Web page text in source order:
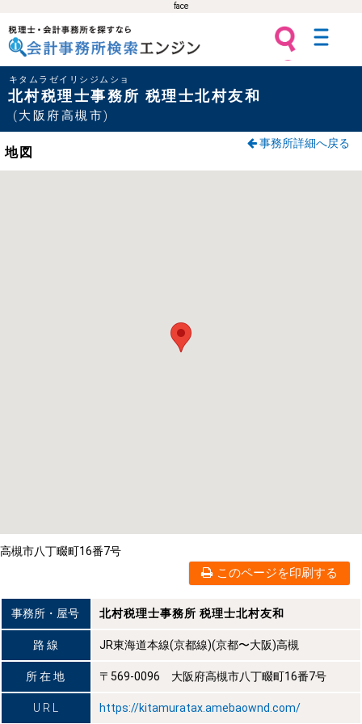
face
税理士・会計事務所を探すなら 会計
事務所検索エンジン
キタムラゼイリシジムショ
北村税理士事務所 税理士北村友和
(大阪府高槻市)
事務所詳細へ戻る
地図
高槻市八丁畷町16番7号
このページを印刷する
事務所・屋号 北村税理士事務所 税理士北村友和
路 線 JR東海道本線(京都線)(京都〜大阪)高槻
所 在 地 〒569-0096 大阪府高槻市八丁畷町16番7号
U R L https://kitamuratax.amebaownd.com/